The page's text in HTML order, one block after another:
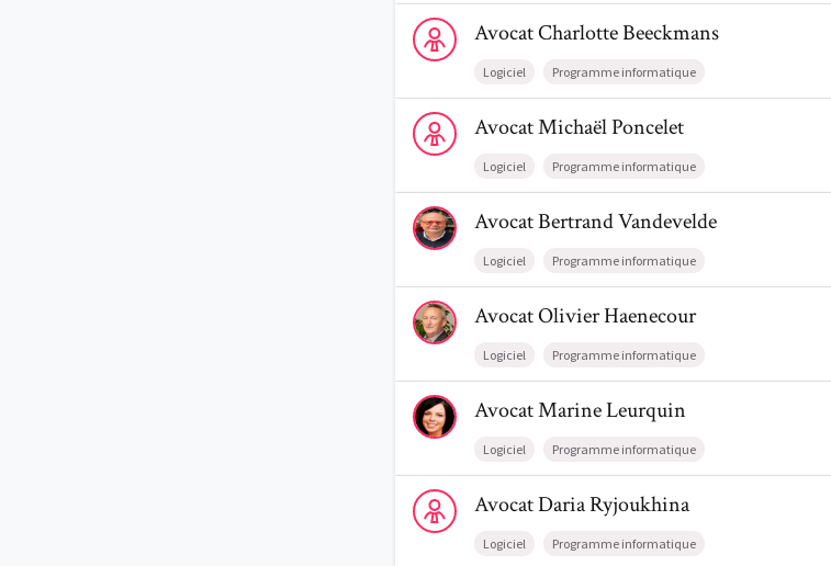
Voir le profil de AvocatCharlotte Beeckmans
AvocatCharlotteBeeckmans
Logiciel Programme informatique
Voir le profil de AvocatMichaël Poncelet
AvocatMichaëlPoncelet
Logiciel Programme informatique
Voir le profil de AvocatBertrand Vandevelde
AvocatBertrandVandevelde
Logiciel Programme informatique
Voir le profil de AvocatOlivier Haenecour
AvocatOlivierHaenecour
Logiciel Programme informatique
Voir le profil de AvocatMarine Leurquin
AvocatMarineLeurquin
Logiciel Programme informatique
Voir le profil de AvocatDaria Ryjoukhina
AvocatDariaRyjoukhina
Logiciel Programme informatique